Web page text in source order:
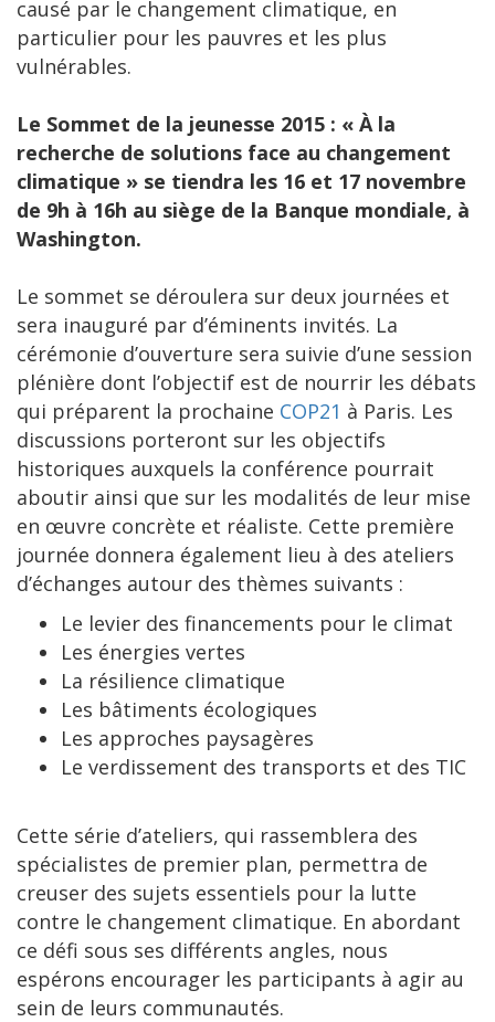
causé par le changement climatique, en
particulier pour les pauvres et les plus
vulnérables.
Le Sommet de la jeunesse 2015 : « À la
recherche de solutions face au changement
climatique » se tiendra les 16 et 17 novembre
de 9h à 16h au siège de la Banque mondiale, à
Washington.
Le sommet se déroulera sur deux journées et
sera inauguré par d’éminents invités. La
cérémonie d’ouverture sera suivie d’une session
plénière dont l’objectif est de nourrir les débats
qui préparent la prochaine COP21 à Paris. Les
discussions porteront sur les objectifs
historiques auxquels la conférence pourrait
aboutir ainsi que sur les modalités de leur mise
en œuvre concrète et réaliste. Cette première
journée donnera également lieu à des ateliers
d’échanges autour des thèmes suivants :
Le levier des financements pour le climat
Les énergies vertes
La résilience climatique
Les bâtiments écologiques
Les approches paysagères
Le verdissement des transports et des TIC
Cette série d’ateliers, qui rassemblera des
spécialistes de premier plan, permettra de
creuser des sujets essentiels pour la lutte
contre le changement climatique. En abordant
ce défi sous ses différents angles, nous
espérons encourager les participants à agir au
sein de leurs communautés.